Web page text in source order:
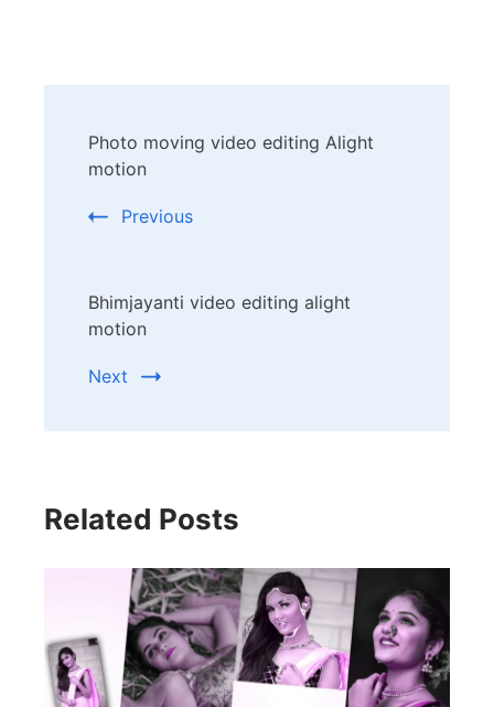
Navigation
Photo moving video editing Alight
motion
Previous
Bhimjayanti video editing alight
motion
Next
Related Posts